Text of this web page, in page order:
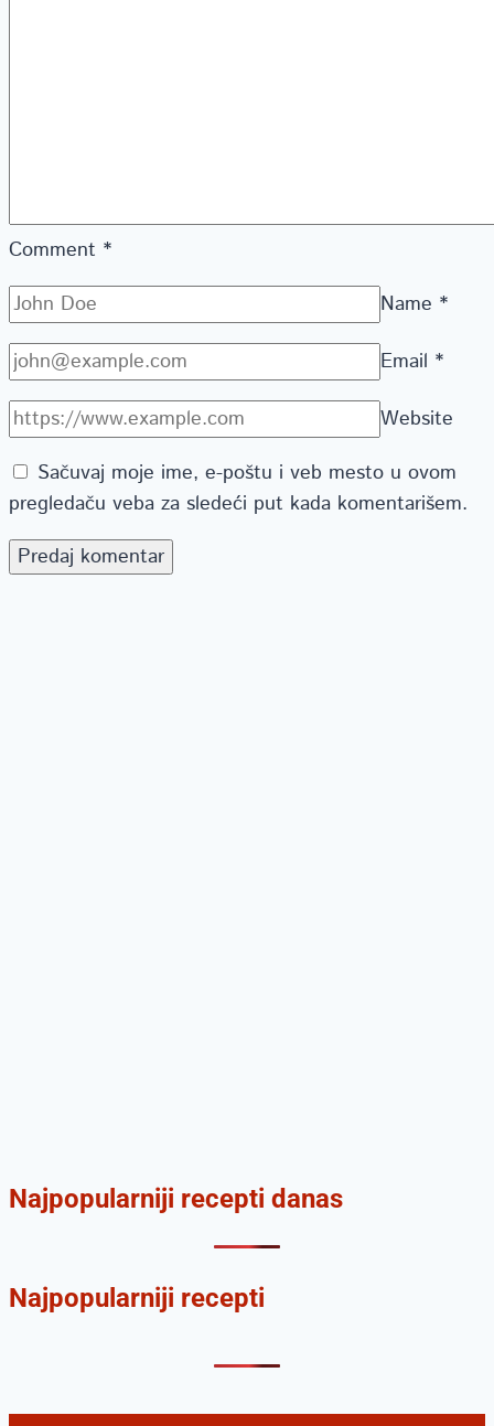
Comment *
Name *
Email *
Website
Sačuvaj moje ime, e-poštu i veb mesto u ovom
pregledaču veba za sledeći put kada komentarišem.
Najpopularniji recepti danas
Najpopularniji recepti